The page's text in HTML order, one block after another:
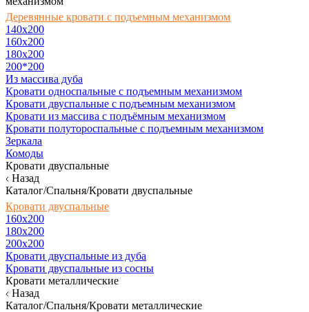
Деревянные кровати с подъемным механизмом
140x200
160х200
180х200
200*200
Из массива дуба
Кровати односпальные с подъемным механизмом
Кровати двуспальные с подъемным механизмом
Кровати из массива с подъёмным механизмом
Кровати полутороспальные с подъемным механизмом
Зеркала
Комоды
Кровати двуспальные
Назад
Каталог/Спальня/Кровати двуспальные
Кровати двуспальные
160х200
180x200
200x200
Кровати двуспальные из дуба
Кровати двуспальные из сосны
Кровати металлические
Назад
Каталог/Спальня/Кровати металлические